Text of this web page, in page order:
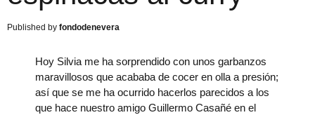
fondodenevera
Hoy Silvia me ha sorprendido con unos garbanzos
maravillosos que acababa de cocer en olla a presión;
así que se me ha ocurrido hacerlos parecidos a los
que hace nuestro amigo Guillermo Casañé en el